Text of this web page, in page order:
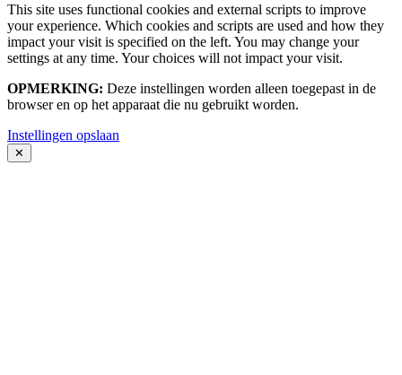
This site uses functional cookies and external scripts to improve
your experience. Which cookies and scripts are used and how they
impact your visit is specified on the left. You may change your
settings at any time. Your choices will not impact your visit.
OPMERKING: Deze instellingen worden alleen toegepast in de
browser en op het apparaat die nu gebruikt worden.
Instellingen opslaan
✕